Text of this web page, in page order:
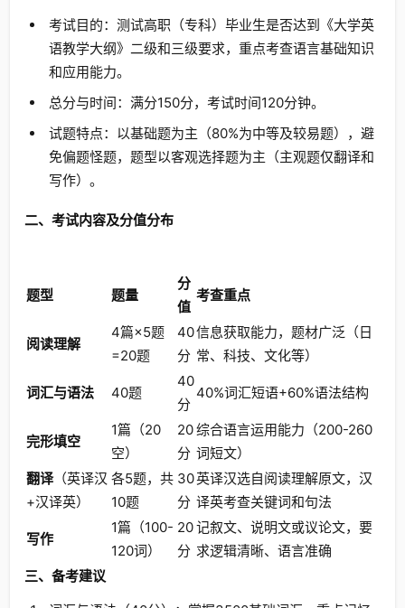
考试目的：测试高职（专科）毕业生是否达到《大学英
语教学大纲》二级和三级要求，重点考查语言基础知识
和应用能力。
总分与时间：满分150分，考试时间120分钟。
试题特点：以基础题为主（80%为中等及较易题），避
免偏题怪题，题型以客观选择题为主（主观题仅翻译和
写作）。
二、考试内容及分值分布
题型 题量
分
值
考查重点
阅读理解
4篇×5题
=20题
40
分
信息获取能力，题材广泛（日
常、科技、文化等）
词汇与语法 40题
40
分
40%词汇短语+60%语法结构
完形填空
1篇（20
空）
20
分
综合语言运用能力（200-260
词短文）
翻译（英译汉
+汉译英）
各5题，共
10题
30
分
英译汉选自阅读理解原文，汉
译英考查关键词和句法
写作
1篇（100-
120词）
20
分
记叙文、说明文或议论文，要
求逻辑清晰、语言准确
三、备考建议